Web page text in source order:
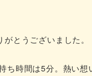
とうございました。
時間は5分。熱い想